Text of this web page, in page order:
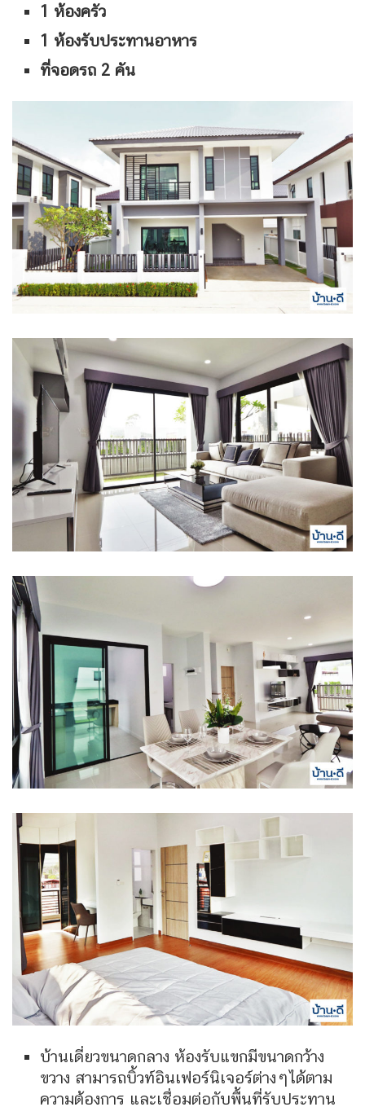
1 ห้องครัว
1 ห้องรับประทานอาหาร
ที่จอดรถ 2 คัน
บ้านเดี่ยวขนาดกลาง ห้องรับแขกมีขนาดกว้าง
ขวาง สามารถบิ้วท์อินเฟอร์นิเจอร์ต่างๆได้ตาม
ความต้องการ และเชื่อมต่อกับพื้นที่รับประทาน